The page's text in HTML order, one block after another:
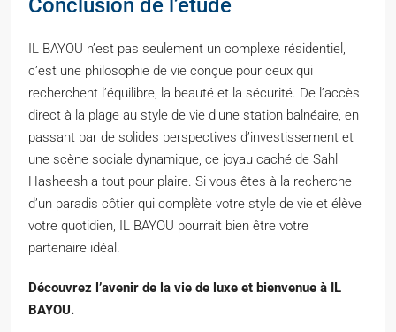
Conclusion de l’étude
IL BAYOU n’est pas seulement un complexe résidentiel,
c’est une philosophie de vie conçue pour ceux qui
recherchent l’équilibre, la beauté et la sécurité. De l’accès
direct à la plage au style de vie d’une station balnéaire, en
passant par de solides perspectives d’investissement et
une scène sociale dynamique, ce joyau caché de Sahl
Hasheesh a tout pour plaire. Si vous êtes à la recherche
d’un paradis côtier qui complète votre style de vie et élève
votre quotidien, IL BAYOU pourrait bien être votre
partenaire idéal.
Découvrez l’avenir de la vie de luxe et bienvenue à IL
BAYOU.